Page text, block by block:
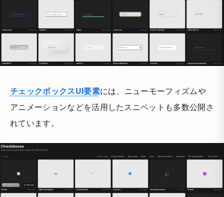
チェックボックスUI要素には、ニューモーフィズムや
アニメーションなどを活用したスニペットも多数公開さ
れています。